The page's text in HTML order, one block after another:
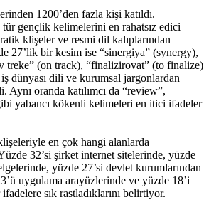
1200’den fazla kişi katıldı.
tür gençlik kelimelerini en rahatsız edici
klişeler ve resmi dil kalıplarından
27’lik bir kesim ise “sinergiya” (synergy),
treke” (on track), “finalizirovat” (to finalize)
dünyası dili ve kurumsal jargonlardan
Aynı oranda katılımcı da “review”,
yabancı kökenli kelimeleri en itici ifadeler
en çok hangi alanlarda
Yüzde 32’si şirket internet sitelerinde, yüzde
yüzde 27’si devlet kurumlarından
uygulama arayüzlerinde ve yüzde 18’i
sık rastladıklarını belirtiyor.